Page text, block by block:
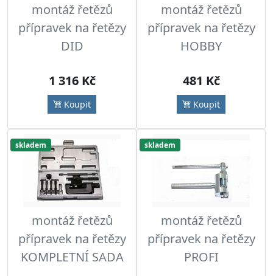
montáž řetězů
přípravek na řetězy
DID
1 316 Kč
Koupit
montáž řetězů
přípravek na řetězy
HOBBY
481 Kč
Koupit
skladem
montáž řetězů
přípravek na řetězy
KOMPLETNÍ SADA
skladem
montáž řetězů
přípravek na řetězy
PROFI